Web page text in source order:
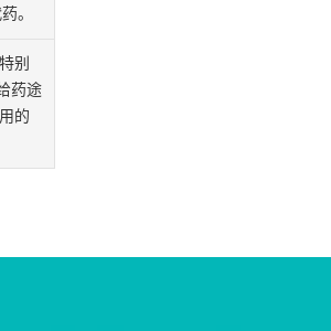
。
别
药途
的